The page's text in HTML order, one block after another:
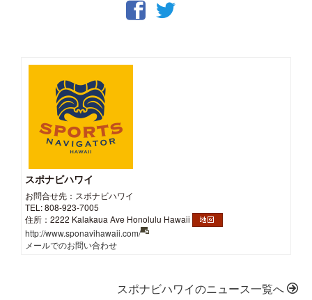
スポナビハワイ
お問合せ先：スポナビハワイ
TEL: 808-923-7005
住所：2222 Kalakaua Ave Honolulu Hawaii
http://www.sponavihawaii.com/
メールでのお問い合わせ
スポナビハワイのニュース一覧へ